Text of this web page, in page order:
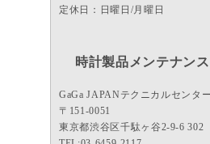
定休日：日曜日/月曜日
時計製品メンテナンス
GaGa JAPANテクニカルセンター
〒151-0051
東京都渋谷区千駄ヶ谷2-9-6 302